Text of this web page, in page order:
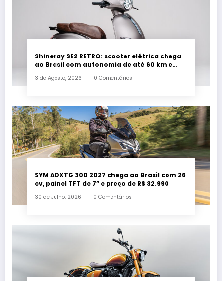
Shineray SE2 RETRO: scooter elétrica chega
ao Brasil com autonomia de até 60 km e
3 de Agosto, 2026 0 Comentários
SYM ADXTG 300 2027 chega ao Brasil com 26
cv, painel TFT de 7” e preço de R$ 32.990
30 de Julho, 2026 0 Comentários